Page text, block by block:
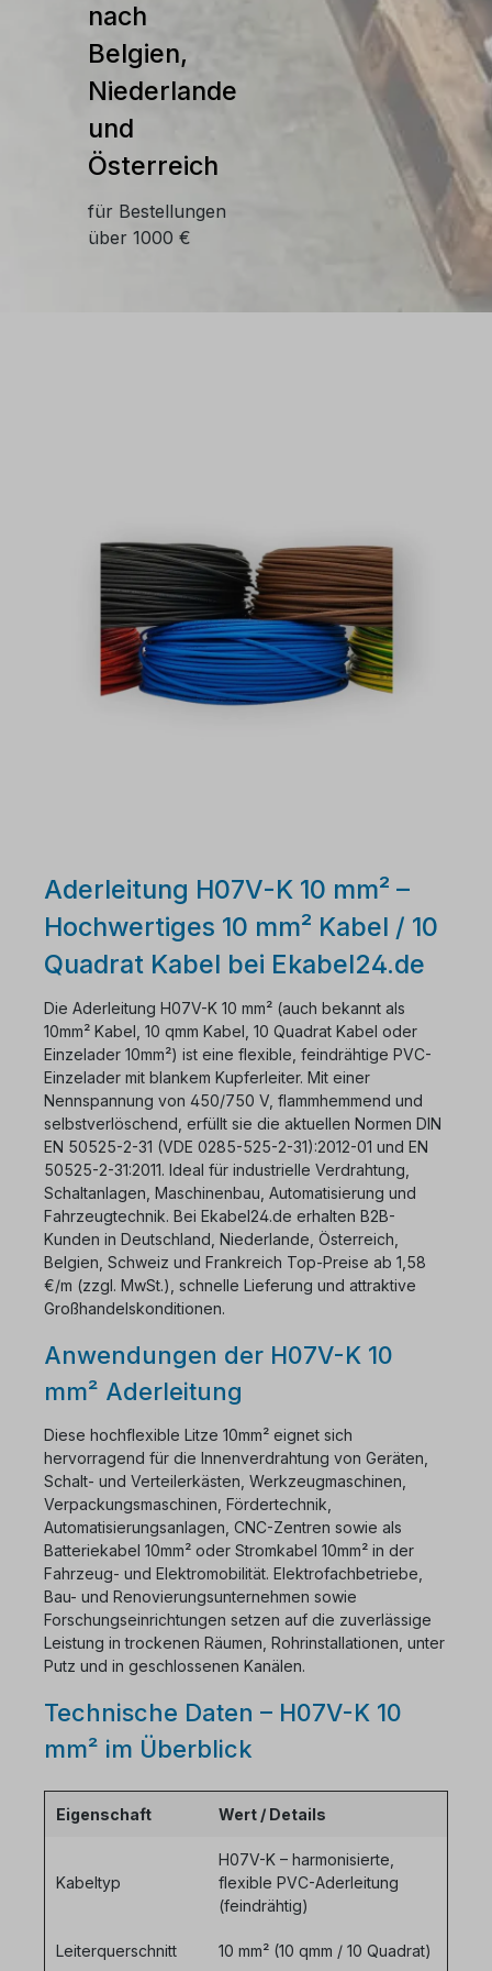
nach
Belgien,
Niederlande
und
Österreich
für Bestellungen
über 1000 €
Aderleitung H07V-K 10 mm² –
Hochwertiges 10 mm² Kabel / 10
Quadrat Kabel bei Ekabel24.de
Die Aderleitung H07V-K 10 mm² (auch bekannt als
10mm² Kabel, 10 qmm Kabel, 10 Quadrat Kabel oder
Einzelader 10mm²) ist eine flexible, feindrähtige PVC-
Einzelader mit blankem Kupferleiter. Mit einer
Nennspannung von 450/750 V, flammhemmend und
selbstverlöschend, erfüllt sie die aktuellen Normen DIN
EN 50525-2-31 (VDE 0285-525-2-31):2012-01 und EN
50525-2-31:2011. Ideal für industrielle Verdrahtung,
Schaltanlagen, Maschinenbau, Automatisierung und
Fahrzeugtechnik. Bei Ekabel24.de erhalten B2B-
Kunden in Deutschland, Niederlande, Österreich,
Belgien, Schweiz und Frankreich Top-Preise ab 1,58
€/m (zzgl. MwSt.), schnelle Lieferung und attraktive
Großhandelskonditionen.
Anwendungen der H07V-K 10
mm² Aderleitung
Diese hochflexible Litze 10mm² eignet sich
hervorragend für die Innenverdrahtung von Geräten,
Schalt- und Verteilerkästen, Werkzeugmaschinen,
Verpackungsmaschinen, Fördertechnik,
Automatisierungsanlagen, CNC-Zentren sowie als
Batteriekabel 10mm² oder Stromkabel 10mm² in der
Fahrzeug- und Elektromobilität. Elektrofachbetriebe,
Bau- und Renovierungsunternehmen sowie
Forschungseinrichtungen setzen auf die zuverlässige
Leistung in trockenen Räumen, Rohrinstallationen, unter
Putz und in geschlossenen Kanälen.
Technische Daten – H07V-K 10
mm² im Überblick
Eigenschaft Wert / Details
Kabeltyp
H07V-K – harmonisierte,
flexible PVC-Aderleitung
(feindrähtig)
Leiterquerschnitt 10 mm² (10 qmm / 10 Quadrat)